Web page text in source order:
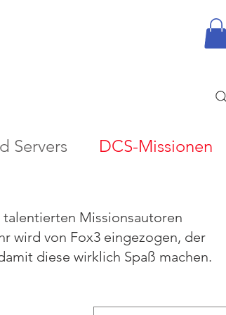
Servers DCS-Missionen
talentierten Missionsautoren
wird von Fox3 eingezogen, der
diese wirklich Spaß machen.